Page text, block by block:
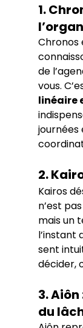
1.
Chronos
de
vous.
linéaire
2.
Kairos
n’est
mais un
l’instant
sent
décider,
3.
du